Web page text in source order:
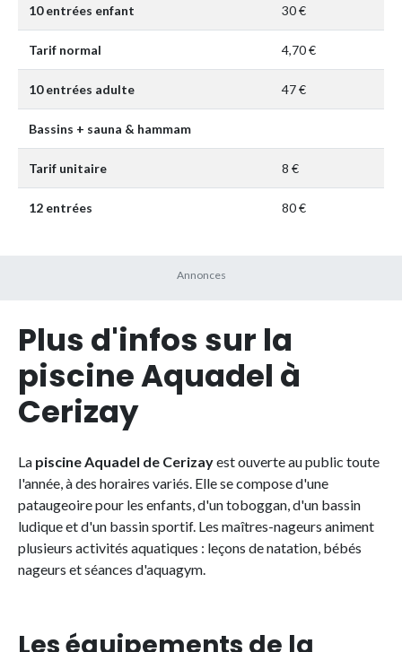
10 entrées enfant 30 €
Tarif normal 4,70 €
10 entrées adulte 47 €
Bassins + sauna & hammam
Tarif unitaire 8 €
12 entrées 80 €
Plus d'infos sur la
piscine Aquadel à
Cerizay
La piscine Aquadel de Cerizayest ouverte au public toute
l'année, à des horaires variés. Elle se compose d'une
pataugeoire pour les enfants, d'un toboggan, d'un bassin
ludique et d'un bassin sportif. Les maîtres-nageurs animent
plusieurs activités aquatiques : leçons de natation, bébés
nageurs et séances d'aquagym.